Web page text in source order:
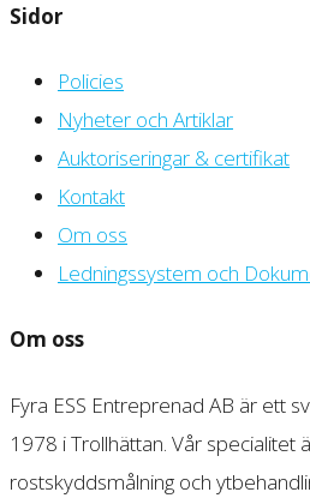
Sidor
Policies
Nyheter och Artiklar
Auktoriseringar & certifikat
Kontakt
Om oss
Ledningssystem och
Om oss
Fyra ESS Entreprenad AB är ett
1978 i Trollhättan. Vår specialitet
rostskyddsmålning och